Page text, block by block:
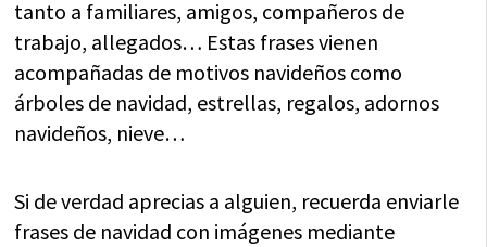
tanto a familiares, amigos, compañeros de
trabajo, allegados… Estas frases vienen
acompañadas de motivos navideños como
árboles de navidad, estrellas, regalos, adornos
navideños, nieve…
Si de verdad aprecias a alguien, recuerda enviarle
frases de navidad con imágenes mediante